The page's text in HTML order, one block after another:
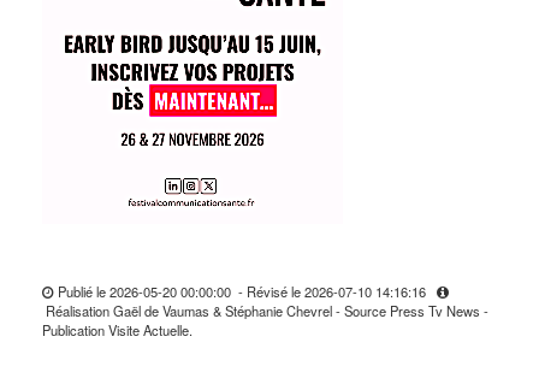
Publié le 2026-05-20 00:00:00 - Révisé le 2026-07-10 14:16:16
Réalisation Gaël de Vaumas & Stéphanie Chevrel - Source Press Tv News -
Publication Visite Actuelle.